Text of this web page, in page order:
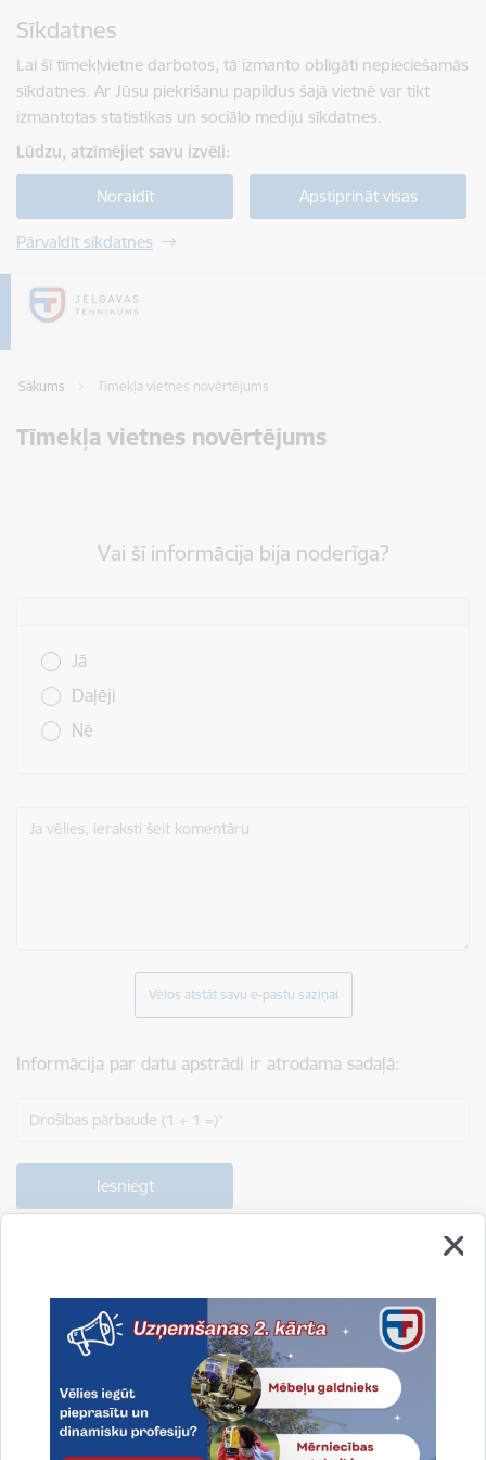
Sīkdatnes
Lai šī tīmekļvietne darbotos, tā izmanto obligāti nepieciešamās
sīkdatnes. Ar Jūsu piekrišanu papildus šajā vietnē var tikt
izmantotas statistikas un sociālo mediju sīkdatnes.
Lūdzu, atzīmējiet savu izvēli:
Noraidīt Apstiprināt visas
Pārvaldīt sīkdatnes
Sākums Tīmekļa vietnes novērtējums
Tīmekļa vietnes novērtējums
Vai šī informācija bija noderīga?
Jā
Daļēji
Nē
Ja vēlies, ieraksti šeit komentāru
Vēlos atstāt savu e-pastu saziņai
Informācija par datu apstrādi ir atrodama sadaļā:
Drošības pārbaude (1 + 1 =)